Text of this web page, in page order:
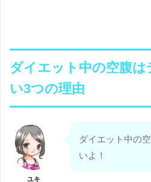
ダイエット中の空腹
い3つの理由
ユキ
ダイエット中の
いよ！